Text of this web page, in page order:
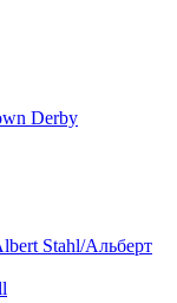
Derby
Stahl/Альбеpт